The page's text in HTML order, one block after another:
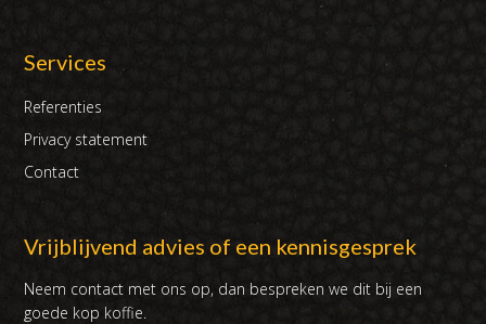
Services
Referenties
Privacy statement
Contact
Vrijblijvend advies of een kennisgesprek
Neem contact met ons op, dan bespreken we dit bij een
goede kop koffie.